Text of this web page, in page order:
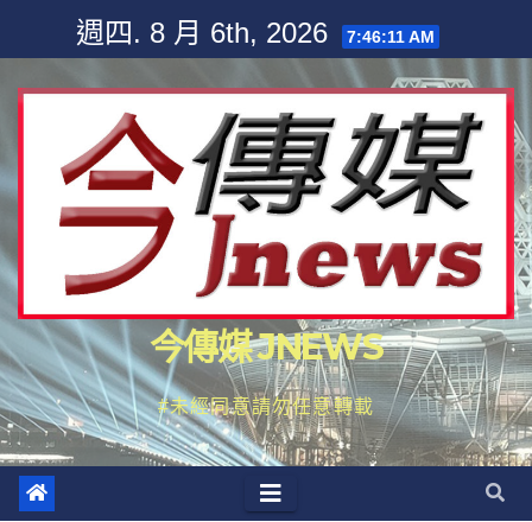
content
週四. 8 月 6th, 2026 7:46:13 AM
今傳媒 JNEWS
#未經同意請勿任意轉載